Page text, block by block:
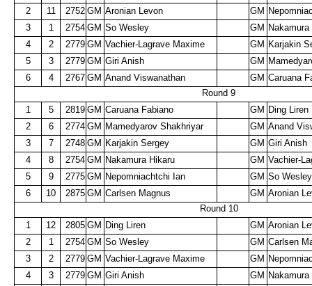
2
11 2752 GM Aronian Levon GM
3
1 2754 GM So Wesley GM
4
2 2779 GM Vachier-Lagrave Maxime GM Karjakin
5
3 2779 GM Giri Anish GM
6
4 2767 GM Anand Viswanathan GM Caruana
Round 9
1
5 2819 GM Caruana Fabiano GM Ding Liren
2
6 2774 GM Mamedyarov Shakhriyar GM Anand
3
7 2748 GM Karjakin Sergey GM Giri Anish
4
8 2754 GM Nakamura Hikaru GM Vachier-
5
9 2775 GM Nepomniachtchi Ian GM So
6
10 2875 GM Carlsen Magnus GM Aronian
Round 10
1
12 2805 GM Ding Liren GM Aronian
2
1 2754 GM So Wesley GM Carlsen
3
2 2779 GM Vachier-Lagrave Maxime GM
4
3 2779 GM Giri Anish GM